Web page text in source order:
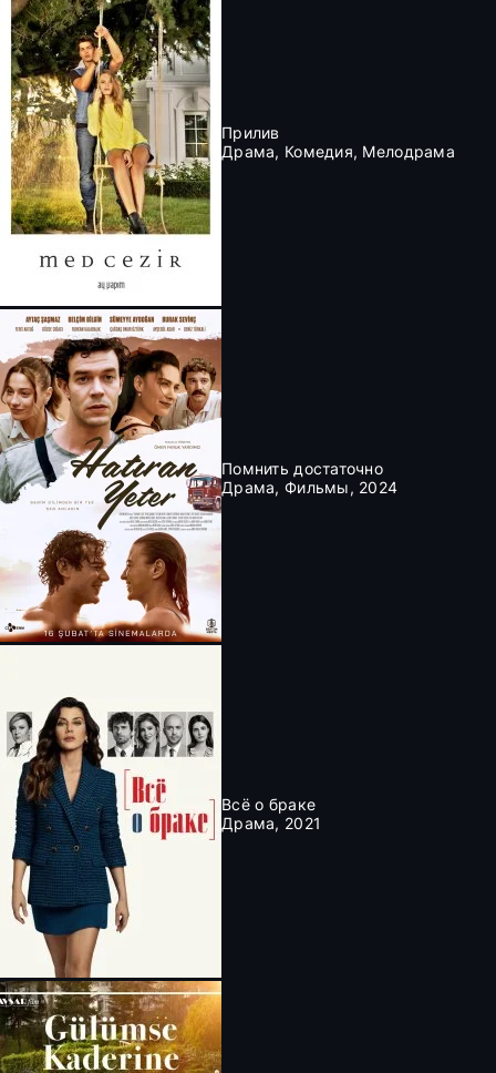
Прилив
Драма, Комедия, Мелодрама
Помнить достаточно
Драма, Фильмы, 2024
Всё о браке
Драма, 2021